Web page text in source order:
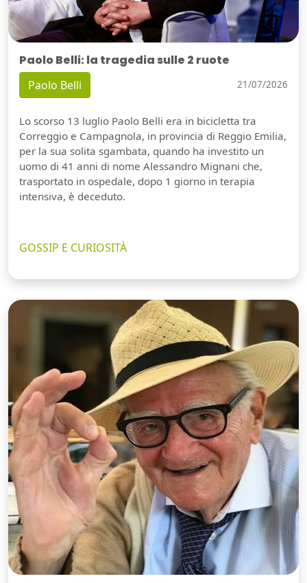
Paolo Belli: la tragedia sulle 2 ruote
Paolo Belli 21/07/2026
Lo scorso 13 luglio Paolo Belli era in bicicletta tra
Correggio e Campagnola, in provincia di Reggio Emilia,
per la sua solita sgambata, quando ha investito un
uomo di 41 anni di nome Alessandro Mignani che,
trasportato in ospedale, dopo 1 giorno in terapia
intensiva, è deceduto.
GOSSIP E CURIOSITÀ